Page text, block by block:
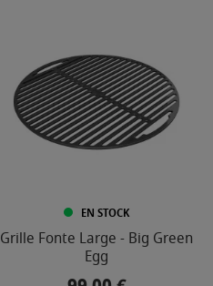
EN STOCK
Grille Fonte Large - Big Green
Egg